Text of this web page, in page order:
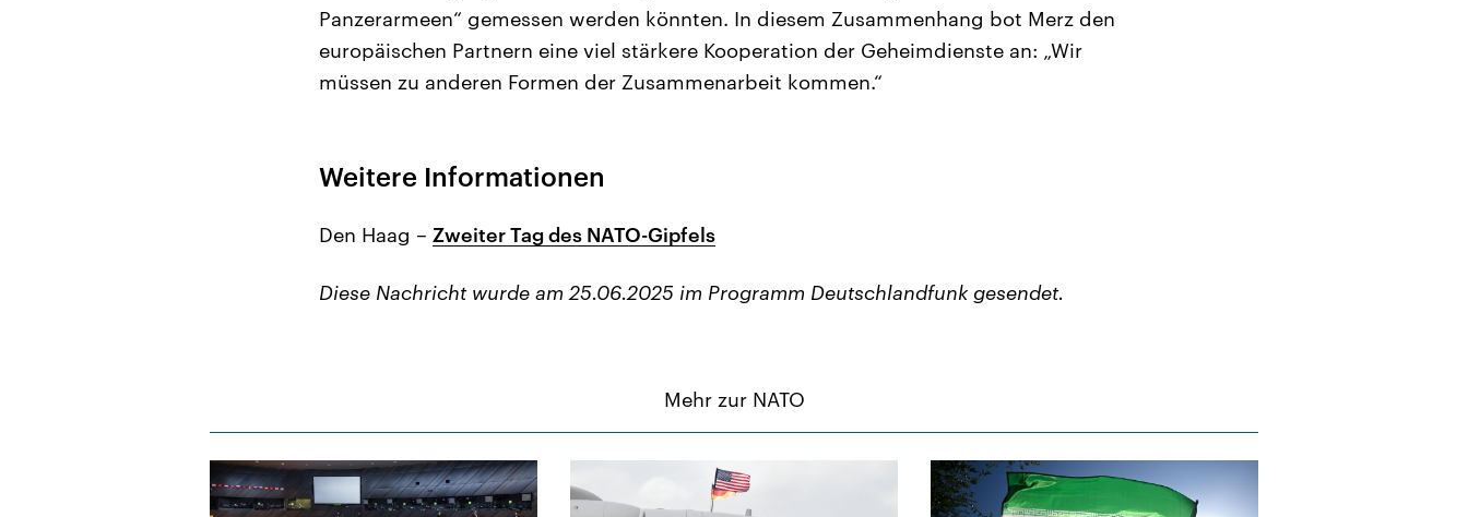
Panzerarmeen“ gemessen werden könnten. In diesem Zusammenhang bot Merz den
europäischen Partnern eine viel stärkere Kooperation der Geheimdienste an: „Wir
müssen zu anderen Formen der Zusammenarbeit kommen.“
Weitere Informationen
Den Haag – Zweiter Tag des NATO-Gipfels
Diese Nachricht wurde am 25.06.2025 im Programm Deutschlandfunk gesendet.
Mehr zur NATO